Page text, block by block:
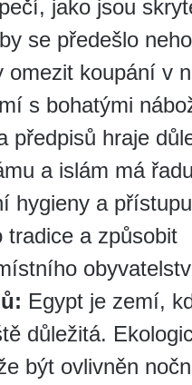
jako jsou
se předešlo
omezit koupání v
s bohatými
předpisů hraje
a islám má
hygieny a
tradice a způsobit
Egypt je zemí,
důležitá.
být ovlivněn